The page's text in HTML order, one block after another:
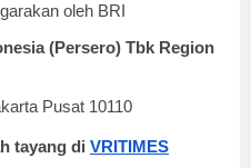
oleh BRI
(Persero) Tbk Region
Pusat 10110
tayang di VRITIMES